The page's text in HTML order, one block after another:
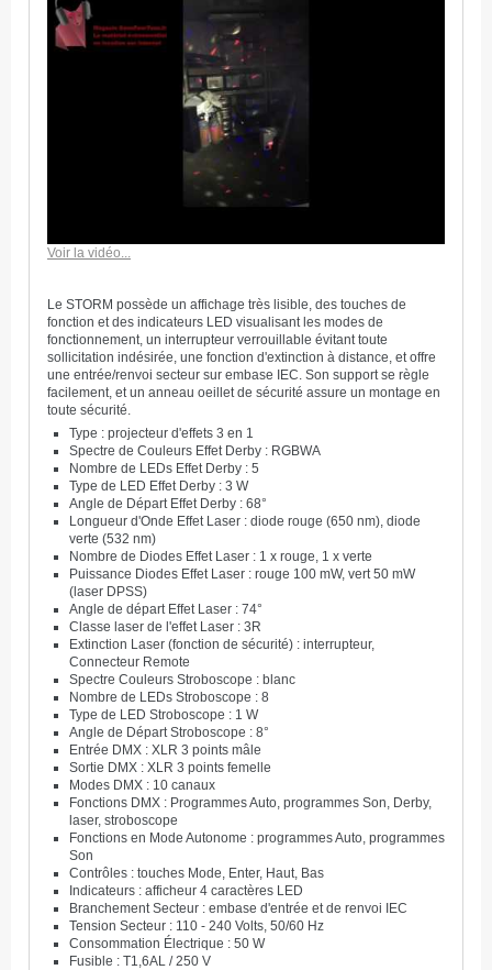
Voir la vidéo...
Le STORM possède un affichage très lisible, des touches de
fonction et des indicateurs LED visualisant les modes de
fonctionnement, un interrupteur verrouillable évitant toute
sollicitation indésirée, une fonction d'extinction à distance, et offre
une entrée/renvoi secteur sur embase IEC. Son support se règle
facilement, et un anneau oeillet de sécurité assure un montage en
toute sécurité.
Type : projecteur d'effets 3 en 1
Spectre de Couleurs Effet Derby : RGBWA
Nombre de LEDs Effet Derby : 5
Type de LED Effet Derby : 3 W
Angle de Départ Effet Derby : 68°
Longueur d'Onde Effet Laser : diode rouge (650 nm), diode
verte (532 nm)
Nombre de Diodes Effet Laser : 1 x rouge, 1 x verte
Puissance Diodes Effet Laser : rouge 100 mW, vert 50 mW
(laser DPSS)
Angle de départ Effet Laser : 74°
Classe laser de l'effet Laser : 3R
Extinction Laser (fonction de sécurité) : interrupteur,
Connecteur Remote
Spectre Couleurs Stroboscope : blanc
Nombre de LEDs Stroboscope : 8
Type de LED Stroboscope : 1 W
Angle de Départ Stroboscope : 8°
Entrée DMX : XLR 3 points mâle
Sortie DMX : XLR 3 points femelle
Modes DMX : 10 canaux
Fonctions DMX : Programmes Auto, programmes Son, Derby,
laser, stroboscope
Fonctions en Mode Autonome : programmes Auto, programmes
Son
Contrôles : touches Mode, Enter, Haut, Bas
Indicateurs : afficheur 4 caractères LED
Branchement Secteur : embase d'entrée et de renvoi IEC
Tension Secteur : 110 - 240 Volts, 50/60 Hz
Consommation Électrique : 50 W
Fusible : T1,6AL / 250 V